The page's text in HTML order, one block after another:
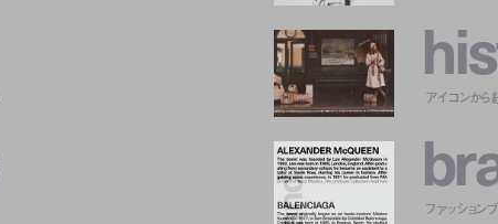
his
アイコンから
br
ファッション